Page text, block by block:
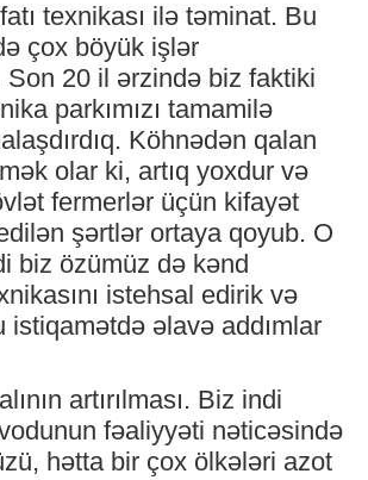
texnikası ilə təminat. Bu
çox böyük işlər
Son 20 il ərzində biz faktiki
parkımızı tamamilə
Köhnədən qalan
olar ki, artıq yoxdur və
fermerlər üçün kifayət
şərtlər ortaya qoyub. O
biz özümüz də kənd
istehsal edirik və
istiqamətdə əlavə addımlar
artırılması. Biz indi
fəaliyyəti nəticəsində
hətta bir çox ölkələri azot